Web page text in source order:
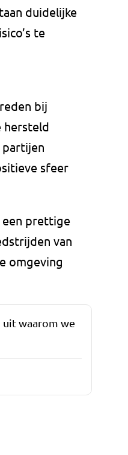
duidelijke
te
bij
hersteld
partijen
sfeer
een prettige
van
omgeving
uit waarom we